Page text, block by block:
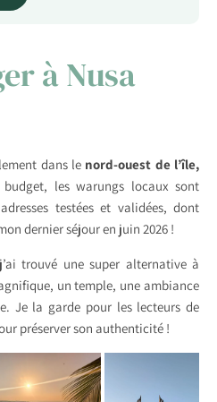
à Nusa
dans le nord-ouest de l’île,
les warungs locaux sont
testées et validées, dont
dernier séjour en juin 2026 !
trouvé une super alternative à
un temple, une ambiance
Je la garde pour les lecteurs de
préserver son authenticité !